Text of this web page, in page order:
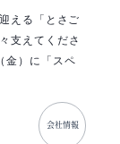
える「とさご
支えてくださ
金）に「スペ
会社情報